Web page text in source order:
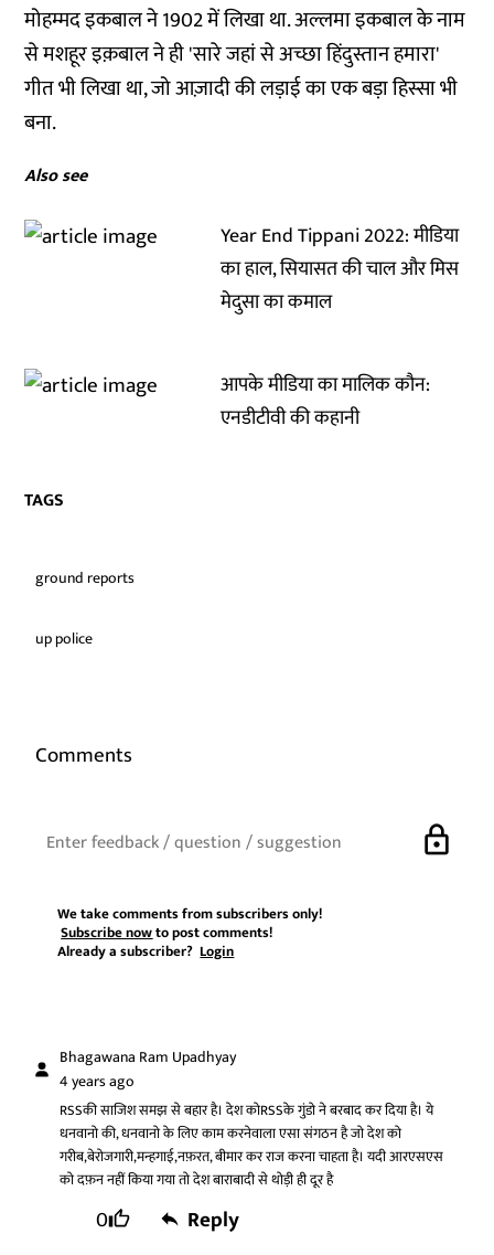
मोहम्मद इकबाल ने 1902 में लिखा था. अल्लमा इकबाल के नाम
से मशहूर इक़बाल ने ही 'सारे जहां से अच्छा हिंदुस्तान हमारा'
गीत भी लिखा था, जो आज़ादी की लड़ाई का एक बड़ा हिस्सा भी
बना.
Also see
Year End Tippani 2022: मीडिया
का हाल, सियासत की चाल और मिस
मेदुसा का कमाल
आपके मीडिया का मालिक कौन:
एनडीटीवी की कहानी
TAGS
ground reports
up police
Comments
lock
We take comments from subscribers only!
Subscribe nowto post comments!
Already a subscriber?Login
Bhagawana Ram Upadhyay
4 years ago
RSSकी साजिश समझ से बहार है। देश कोRSSके गुंडो ने बरबाद कर दिया है। ये
धनवानो की, धनवानो के लिए काम करनेवाला एसा संगठन है जो देश को
गरीब,बेरोजगारी,मन्हगाई,नफ़रत, बीमार कर राज करना चाहता है। यदी आरएसएस
को दफ़न नहीं किया गया तो देश बाराबादी से थोड़ी ही दूर है
0 Reply